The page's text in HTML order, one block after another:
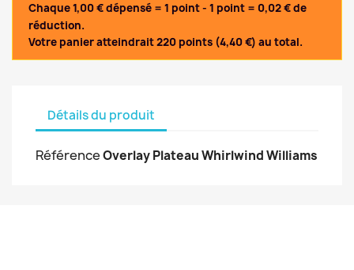
Chaque 1,00 € dépensé = 1 point - 1 point = 0,02 € de
réduction.
Votre panier atteindrait 220 points (4,40 €) au total.
Détails du produit
RéférenceOverlay Plateau Whirlwind Williams